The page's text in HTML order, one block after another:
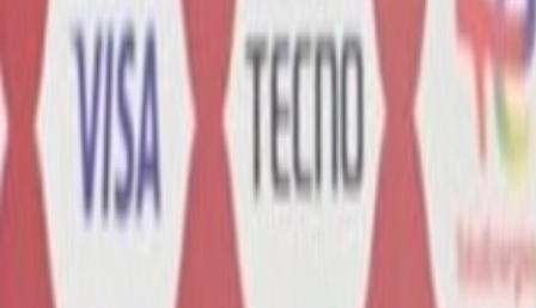
Actu Maroc